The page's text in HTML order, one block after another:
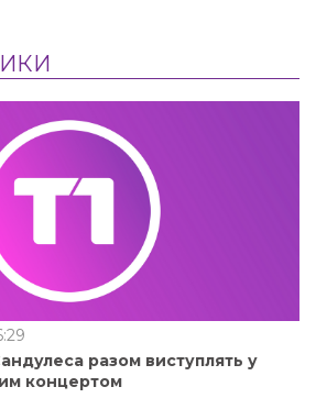
разом виступлять у
концертом